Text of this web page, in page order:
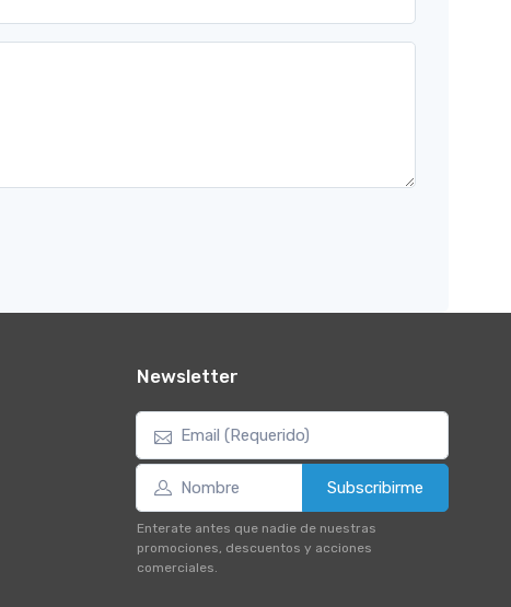
Newsletter
Subscribirme
Enterate antes que nadie de nuestras
promociones, descuentos y acciones
comerciales.